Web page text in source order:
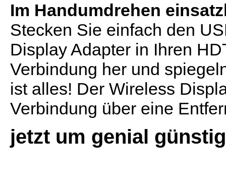
Im Handumdrehen
Stecken Sie einfach den
Display Adapter in Ihren
Verbindung her und
ist alles! Der Wireless
Verbindung über eine
jetzt um genial